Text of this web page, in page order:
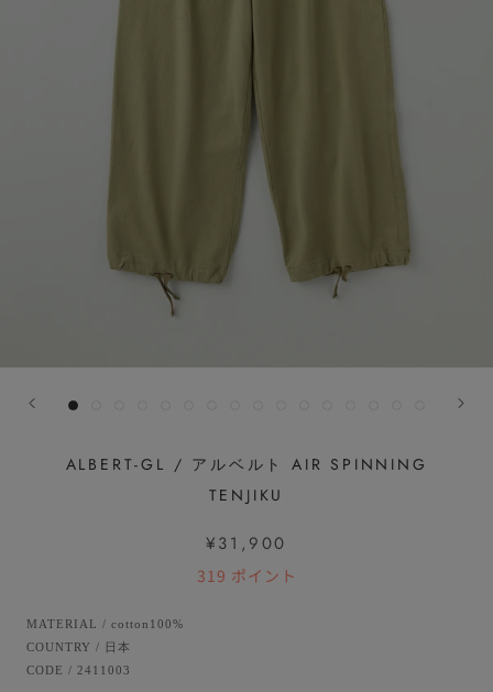
ALBERT-GL / アルベルト AIR SPINNING
TENJIKU
¥31,900
319 ポイント
MATERIAL / cotton100%
COUNTRY /
日本
CODE / 2411003